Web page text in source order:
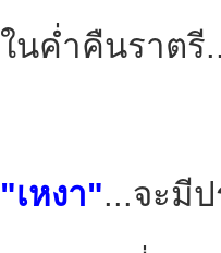
ในค่ำคืนราตรี
"เหงา"...จะมี